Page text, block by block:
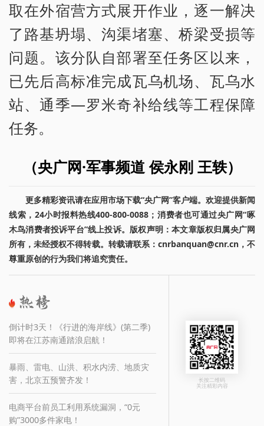
取在外宿营方式展开作业，逐一解决
了路基坍塌、沟渠堵塞、桥梁受损等
问题。该分队自部署至任务区以来，
已先后高标准完成瓦乌机场、瓦乌水
站、通季—罗米奇补给线等工程保障
任务。
（央广网·军事频道 侯永刚 王轶）
更多精彩资讯请在应用市场下载“央广网”客户端。欢迎提供新闻
线索，24小时报料热线400-800-0088；消费者也可通过央广网“啄
木鸟消费者投诉平台”线上投诉。版权声明：本文章版权归属央广网
所有，未经授权不得转载。转载请联系：cnrbanquan@cnr.cn，不
尊重原创的行为我们将追究责任。
倒计时3天！《行进的海岸线》(第二季)
即将在江苏南通踏浪启航！
暴雨、雷电、山洪、积水内涝、地质灾
害，北京五预警齐发！
电商平台前员工利用系统漏洞，“0元
购”3000多件家电！
长按二维码
关注精彩内容